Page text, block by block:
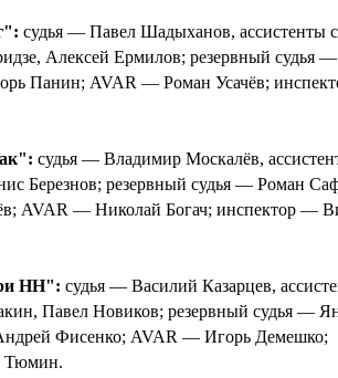
судья — Павел Шадыханов, ассистенты
Алексей Ермилов; резервный судья
Панин; AVAR — Роман Усачёв;
судья — Владимир Москалёв,
Березнов; резервный судья — Роман
AVAR — Николай Богач; инспектор —
НН": судья — Василий Казарцев,
Павел Новиков; резервный судья —
Фисенко; AVAR — Игорь Демешко;
Тюмин.